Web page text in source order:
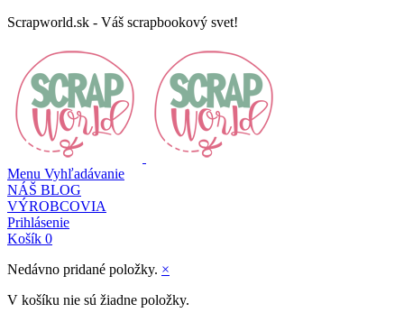
Scrapworld.sk - Váš scrapbookový svet!
Menu Vyhľadávanie
NÁŠ BLOG
VÝROBCOVIA
Prihlásenie
Košík 0
Nedávno pridané položky. ×
V košíku nie sú žiadne položky.